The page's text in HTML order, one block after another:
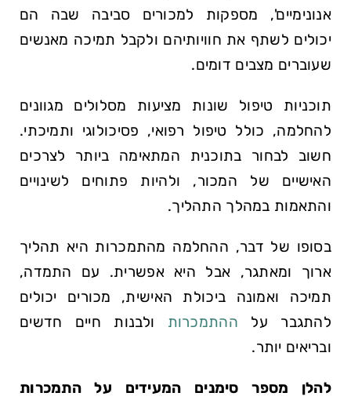
אנונימיים', מספקות למכורים סביבה שבה הם
יכולים לשתף את חוויותיהם ולקבל תמיכה מאנשים
שעוברים מצבים דומים.
תוכניות טיפול שונות מציעות מסלולים מגוונים
להחלמה, כולל טיפול רפואי, פסיכולוגי ותמיכתי.
חשוב לבחור בתוכנית המתאימה ביותר לצרכים
האישיים של המכור, ולהיות פתוחים לשינויים
והתאמות במהלך התהליך.
בסופו של דבר, ההחלמה מהתמכרות היא תהליך
ארוך ומאתגר, אבל היא אפשרית. עם התמדה,
תמיכה ואמונה ביכולת האישית, מכורים יכולים
להתגבר על ההתמכרות ולבנות חיים חדשים
ובריאים יותר.
להלן מספר סימנים המעידים על התמכרות